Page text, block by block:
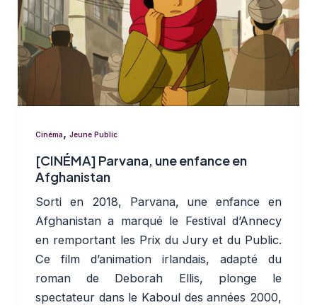
Cinéma, Jeune Public
[CINÉMA] Parvana, une enfance en
Afghanistan
Sorti en 2018, Parvana, une enfance en
Afghanistan a marqué le Festival d’Annecy
en remportant les Prix du Jury et du Public.
Ce film d’animation irlandais, adapté du
roman de Deborah Ellis, plonge le
spectateur dans le Kaboul des années 2000,